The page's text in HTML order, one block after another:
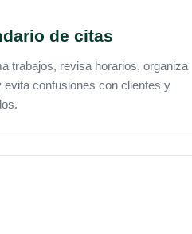
de citas
trabajos, revisa horarios, organiza
evita confusiones con clientes y